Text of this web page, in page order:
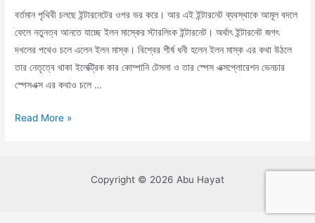
বর্তমান পৃথিবী চলছে ইন্টারনেটের ওপর ভর করে। আর এই ইন্টারনেট ব্যবস্থাকে আমূল বদলে
ফেলে নতুনত্ব আনতে যাচ্ছে ইলন মাস্কের স্টারলিংক ইন্টারনেট। অর্থাৎ ইন্টারনেট জগৎ
দখলের পথেও চলে এলেন ইলন মাস্ক। বিশ্বের শীর্ষ ধনী হলেন ইলন মাস্ক এর কথা উঠলে
তার নেতৃত্বে থাকা ইলেক্ট্রিক কার কোম্পানি টেসলা ও তার স্পেস এক্সপ্লোরেশন ভেনচার
স্পেসএক্স এর কথাও চলে …
স্টারলিংক
Read More »
Copyright © 2026 Abu Hayat